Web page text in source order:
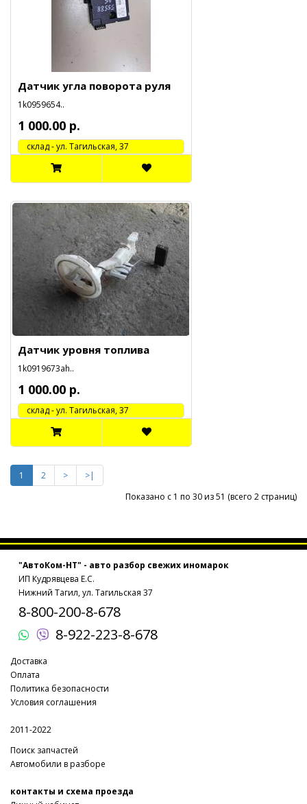
Датчик угла поворота руля
1k0959654..
1 000.00 р.
cклад - ул. Тагильская, 37
Датчик уровня топлива
1k0919673ah..
1 000.00 р.
cклад - ул. Тагильская, 37
1 2 >
>|
Показано с 1 по 30 из 51 (всего 2 страниц)
"АвтоКом-НТ" - авто разбор свежих иномарок
ИП Кудрявцева Е.С.
Нижний Тагил, ул. Тагильская 37
8-800-200-8-678
8-922-223-8-678
Доставка
Оплата
Политика безопасности
Условия соглашения
2011-2022
Поиск запчастей
Автомобили в разборе
контакты и схема проезда